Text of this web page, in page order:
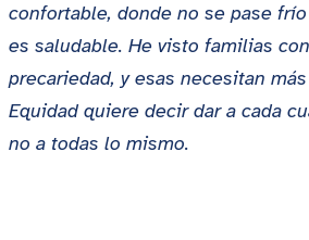
confortable, donde no se pase
es saludable. He visto familias
precariedad, y esas necesitan
Equidad quiere decir dar a cada
no a todas lo mismo.